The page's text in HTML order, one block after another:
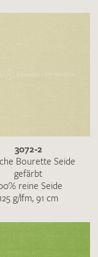
3072-2
Bourette Seide
gefärbt
reine Seide
g/lfm, 91 cm